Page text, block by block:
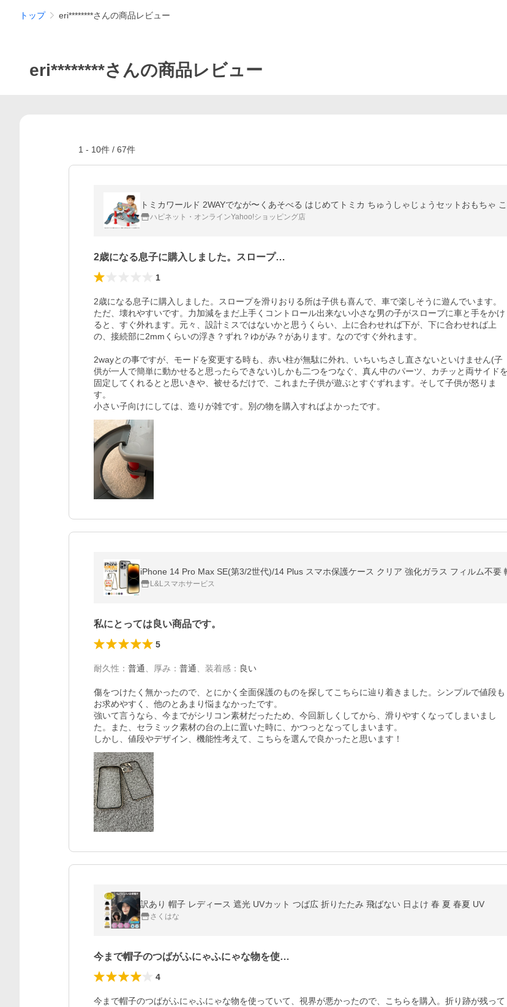
トップ eri********さんの商品レビュー
eri********さんの商品レビュー
1 - 10件 / 67件
トミカワールド 2WAYでなが〜くあそべる はじめてトミカ ちゅうしゃじょうセットおもちゃ
ハピネット・オンラインYahoo!ショッピング店
2歳になる息子に購入しました。スロープ…
1
2歳になる息子に購入しました。スロープを滑りおりる所は子供も喜んで、車で楽しそうに遊んでいます。
ただ、壊れやすいです。力加減をまだ上手くコントロール出来ない小さな男の子がスロープに車と手をかけ
ると、すぐ外れます。元々、設計ミスではないかと思うくらい、上に合わせれば下が、下に合わせれば上
の、接続部に2mmくらいの浮き？ずれ？ゆがみ？があります。なのですぐ外れます。
2wayとの事ですが、モードを変更する時も、赤い柱が無駄に外れ、いちいちさし直さないといけません(子
供が一人で簡単に動かせると思ったらできない)しかも二つをつなぐ、真ん中のパーツ、カチッと両サイドを
固定してくれるとと思いきや、被せるだけで、これまた子供が遊ぶとすぐずれます。そして子供が怒りま
す。
小さい子向けにしては、造りが雑です。別の物を購入すればよかったです。
iPhone 14 Pro Max SE(第3/2世代)/14 Plus スマホ保護ケース クリア 強化ガラス フィルム不要
L&Lスマホサービス
私にとっては良い商品です。
5
耐久性 ： 普通 厚み ： 普通 装着感 ： 良い
傷をつけたく無かったので、とにかく全面保護のものを探してこちらに辿り着きました。シンプルで値段も
お求めやすく、他のとあまり悩まなかったです。
強いて言うなら、今までがシリコン素材だったため、今回新しくしてから、滑りやすくなってしまいまし
た。また、セラミック素材の台の上に置いた時に、かつっとなってしまいます。
しかし、値段やデザイン、機能性考えて、こちらを選んで良かったと思います！
訳あり 帽子 レディース 遮光 UVカット つば広 折りたたみ 飛ばない 日よけ 春 夏 春夏 UV
さくはな
今まで帽子のつばがふにゃふにゃな物を使…
4
今まで帽子のつばがふにゃふにゃな物を使っていて、視界が悪かったので、こちらを購入。折り跡が残って